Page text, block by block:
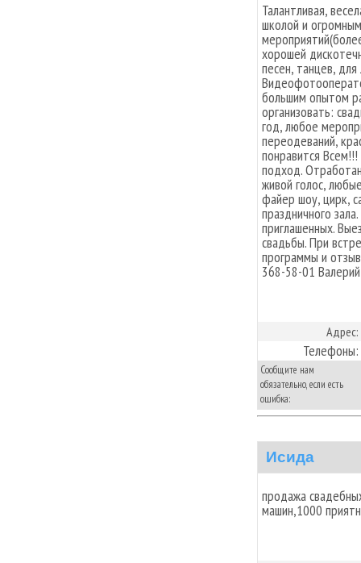
Талантливая,
школой и
хорошей
песен, танцев,
большим опытом
организовать:
год, любое
переодеваний,
понравится
подход.
живой голос,
файер шоу, цирк,
праздничного
приглашенных.
свадьбы. При
программы и
368-58-01 Валерий
Адрес:
Телефоны:
Сообщите нам
обязательно, если есть
ошибка:
Исида
продажа
машин,1000